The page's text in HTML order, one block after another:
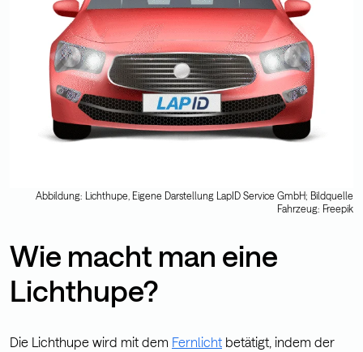
Abbildung: Lichthupe, Eigene Darstellung LapID Service GmbH; Bildquelle
Fahrzeug: Freepik
Wie macht man eine
Lichthupe?
Die Lichthupe wird mit dem Fernlicht betätigt, indem der